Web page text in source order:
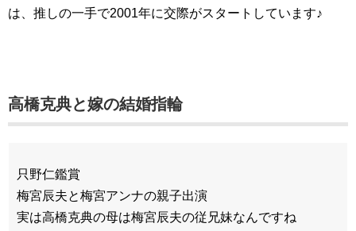
は、推しの一手で2001年に交際がスタートしています♪
高橋克典と嫁の結婚指輪
只野仁鑑賞
梅宮辰夫と梅宮アンナの親子出演
実は高橋克典の母は梅宮辰夫の従兄妹なんですね